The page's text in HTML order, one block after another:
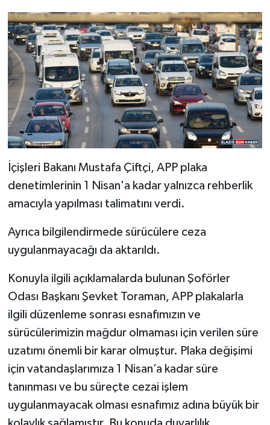
İçişleri Bakanı Mustafa Çiftçi, APP plaka
denetimlerinin 1 Nisan'a kadar yalnızca rehberlik
amacıyla yapılması talimatını verdi.
Ayrıca bilgilendirmede sürücülere ceza
uygulanmayacağı da aktarıldı.
Konuyla ilgili açıklamalarda bulunan Şoförler
Odası Başkanı Şevket Toraman, APP plakalarla
ilgili düzenleme sonrası esnafımızın ve
sürücülerimizin mağdur olmaması için verilen süre
uzatımı önemli bir karar olmuştur. Plaka değişimi
için vatandaşlarımıza 1 Nisan’a kadar süre
tanınması ve bu süreçte cezai işlem
uygulanmayacak olması esnafımız adına büyük bir